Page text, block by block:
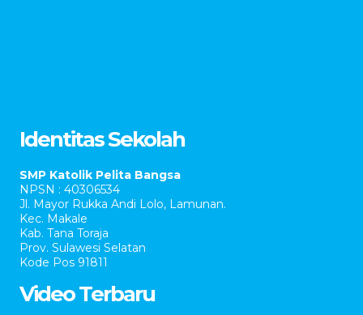
Identitas Sekolah
SMP Katolik Pelita Bangsa
NPSN : 40306534
Jl. Mayor Rukka Andi Lolo, Lamunan.
Kec. Makale
Kab. Tana Toraja
Prov. Sulawesi Selatan
Kode Pos 91811
Video Terbaru